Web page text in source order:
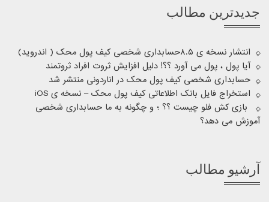
جدیدترین مطالب
انتشار نسخه ی ۸.۵حسابداری شخصی کیف پول محک ( اندروید)
آیا پول ، پول می آورد ؟؟! دلیل افزایش ثروت افراد ثروتمند
حسابداری شخصی کیف پول محک در اناردونی منتشر شد
استخراج فایل بانک اطلاعاتی کیف پول محک – نسخه ی iOS
بازی کش فلو چیست ؟؟ ؛ و چگونه به ما حسابداری شخصی
آموزش می دهد؟
آرشیو مطالب